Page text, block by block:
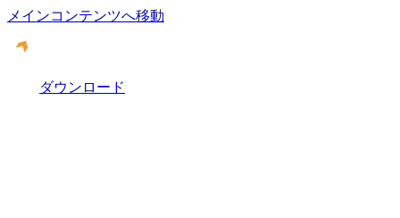
メインコンテンツへ移動
ダウンロード